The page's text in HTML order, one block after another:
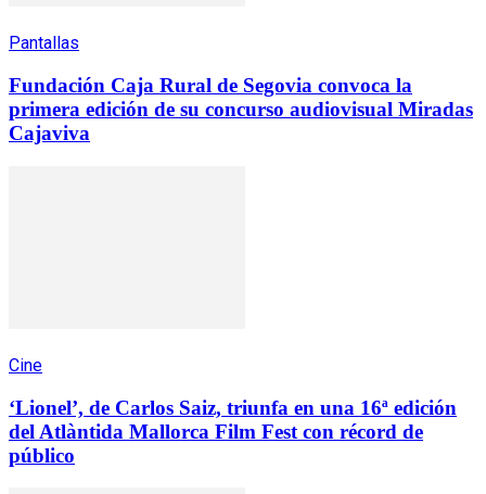
Pantallas
Fundación Caja Rural de Segovia convoca la
primera edición de su concurso audiovisual Miradas
Cajaviva
Cine
‘Lionel’, de Carlos Saiz, triunfa en una 16ª edición
del Atlàntida Mallorca Film Fest con récord de
público